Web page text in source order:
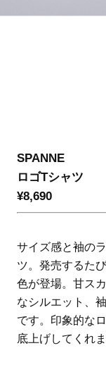
SPANNE
ロゴTシャツ
¥8,690
サイズ感と袖の
ツ。発売するた
色が登場。甘ス
なシルエット、
です。印象的な
底上げしてくれま